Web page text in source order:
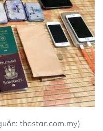
thestar.com.my)